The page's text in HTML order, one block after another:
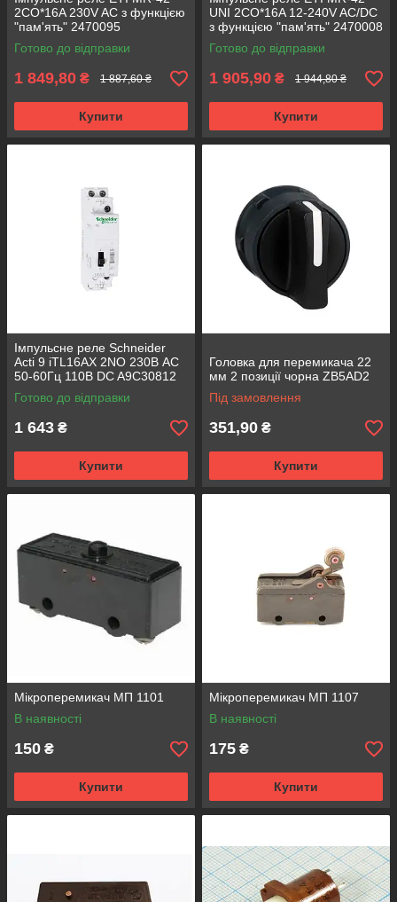
2CO*16A 230V AC з функцією
"пам'ять" 2470095
Готово до відправки
1 849,80 ₴ 1 887,60 ₴
Купити
UNI 2CO*16A 12-240V AC/DC
з функцією "пам'ять" 2470008
Готово до відправки
1 905,90 ₴ 1 944,80 ₴
Купити
Імпульсне реле Schneider
Acti 9 іTL16AX 2NO 230В AC
50-60Гц 110В DC A9C30812
(Демонтаж)
Готово до відправки
1 643 ₴
Купити
Головка для перемикача 22
мм 2 позиції чорна ZB5AD2
Під замовлення
351,90 ₴
Купити
Мікроперемикач МП 1101
В наявності
150 ₴
Купити
Мікроперемикач МП 1107
В наявності
175 ₴
Купити